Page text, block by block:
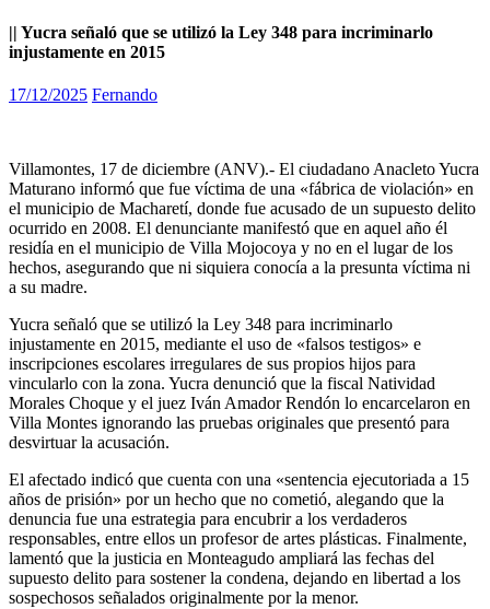
|| Yucra señaló que se utilizó la Ley 348 para incriminarlo
injustamente en 2015
17/12/2025 Fernando
Villamontes, 17 de diciembre (ANV).- El ciudadano Anacleto Yucra
Maturano informó que fue víctima de una «fábrica de violación» en
el municipio de Macharetí, donde fue acusado de un supuesto delito
ocurrido en 2008. El denunciante manifestó que en aquel año él
residía en el municipio de Villa Mojocoya y no en el lugar de los
hechos, asegurando que ni siquiera conocía a la presunta víctima ni
a su madre.
Yucra señaló que se utilizó la Ley 348 para incriminarlo
injustamente en 2015, mediante el uso de «falsos testigos» e
inscripciones escolares irregulares de sus propios hijos para
vincularlo con la zona. Yucra denunció que la fiscal Natividad
Morales Choque y el juez Iván Amador Rendón lo encarcelaron en
Villa Montes ignorando las pruebas originales que presentó para
desvirtuar la acusación.
El afectado indicó que cuenta con una «sentencia ejecutoriada a 15
años de prisión» por un hecho que no cometió, alegando que la
denuncia fue una estrategia para encubrir a los verdaderos
responsables, entre ellos un profesor de artes plásticas. Finalmente,
lamentó que la justicia en Monteagudo ampliará las fechas del
supuesto delito para sostener la condena, dejando en libertad a los
sospechosos señalados originalmente por la menor.